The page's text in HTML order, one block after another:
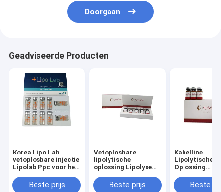
Doorgaan
Geadviseerde Producten
Korea Lipo Lab
vetoplosbare injectie
Lipolab Ppc voor het
Beste prijs
Vetoplosbare
lipolytische
oplossing Lipolyse
Beste prijs
Kabelline
Lipolytische
Oplossing
Vetverlies Lipo
Oplossen
Beste